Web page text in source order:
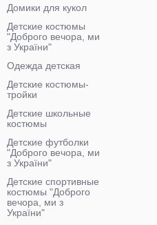
Домики для кукол
Детские костюмы
"Доброго вечора, ми
з України"
Одежда детская
Детские костюмы-
тройки
Детские школьные
костюмы
Детские футболки
"Доброго вечора, ми
з України"
Детские спортивные
костюмы "Доброго
вечора, ми з
України"